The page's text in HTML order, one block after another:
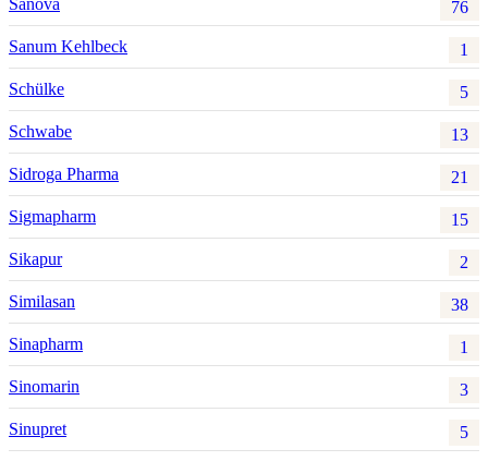
Sanova 76
Sanum Kehlbeck 1
Schülke 5
Schwabe 13
Sidroga Pharma 21
Sigmapharm 15
Sikapur 2
Similasan 38
Sinapharm 1
Sinomarin 3
Sinupret 5